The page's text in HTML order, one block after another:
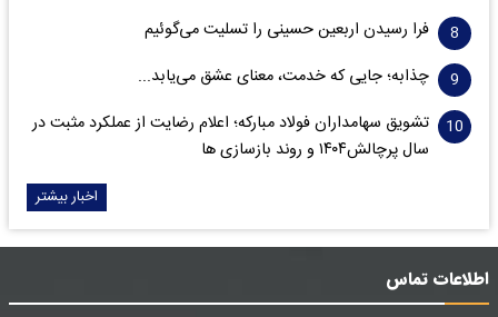
فرا رسیدن اربعین حسینی را تسلیت می‌گوئیم
چذابه؛ جایی که خدمت، معنای عشق می‌یابد...
تشویق سهامداران فولاد مبارکه؛ اعلام رضایت از عملکرد مثبت در
سال پرچالش۱۴۰۴ و روند بازسازی ها
اخبار بیشتر
اطلاعات تماس